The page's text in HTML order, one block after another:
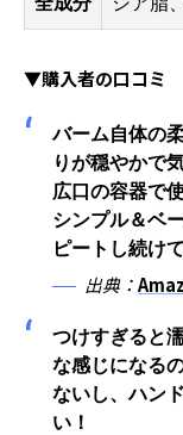
▼購入者の口コミ
バーム自体の
りが穏やかで
広口の容器で
シンプル＆ベ
ピートし続け
出典：
つけすぎると
な感じになる
ないし、ハン
い！